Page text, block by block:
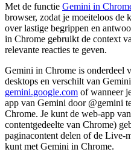
Met de functie Gemini in
browser, zodat je moeiteloos de
over lastige begrippen en
in Chrome gebruikt de context
relevante reacties te geven.
Gemini in Chrome is onderdeel
desktops en verschilt van
gemini.google.com of wanneer
app van Gemini door @gemini
Chrome. Je kunt de web-app
contentgedeelte van Chrome)
paginacontent delen of de Live-
kunt met Gemini in Chrome.